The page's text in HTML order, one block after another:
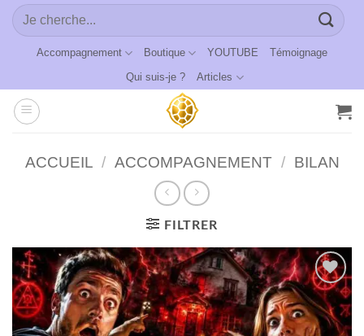
Passer
au
contenu
Recherche
pour :
Accompagnement
Boutique YOUTUBE
Témoignage
Qui suis-je ?
Articles
ACCUEIL / ACCOMPAGNEMENT / BILAN
FILTRER
Ajouter
à la
wishlist